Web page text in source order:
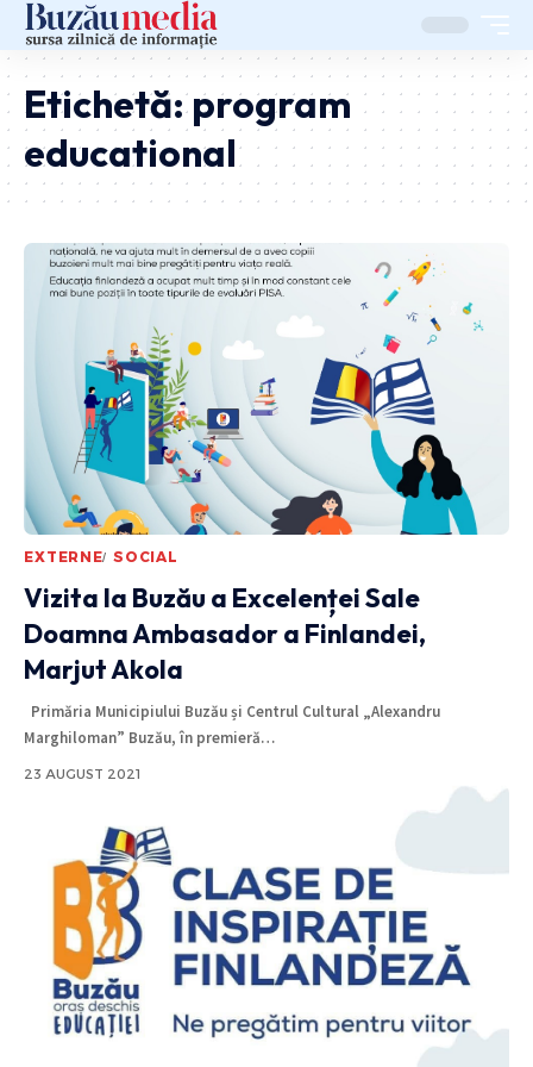
Etichetă:program
educational
EXTERNE SOCIAL
Vizita la Buzău a Excelenței Sale
Doamna Ambasador a Finlandei,
Marjut Akola
Primăria Municipiului Buzău și Centrul Cultural „Alexandru
Marghiloman” Buzău, în premieră…
23 AUGUST 2021